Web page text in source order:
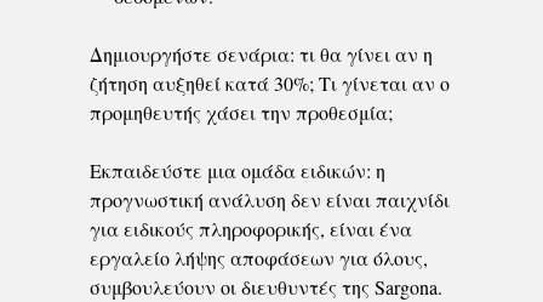
Δημιουργήστε σενάρια: τι θα γίνει αν η
ζήτηση αυξηθεί κατά 30%; Τι γίνεται αν ο
προμηθευτής χάσει την προθεσμία;
Εκπαιδεύστε μια ομάδα ειδικών: η
προγνωστική ανάλυση δεν είναι παιχνίδι
για ειδικούς πληροφορικής, είναι ένα
εργαλείο λήψης αποφάσεων για όλους,
συμβουλεύουν οι διευθυντές της Sargona.